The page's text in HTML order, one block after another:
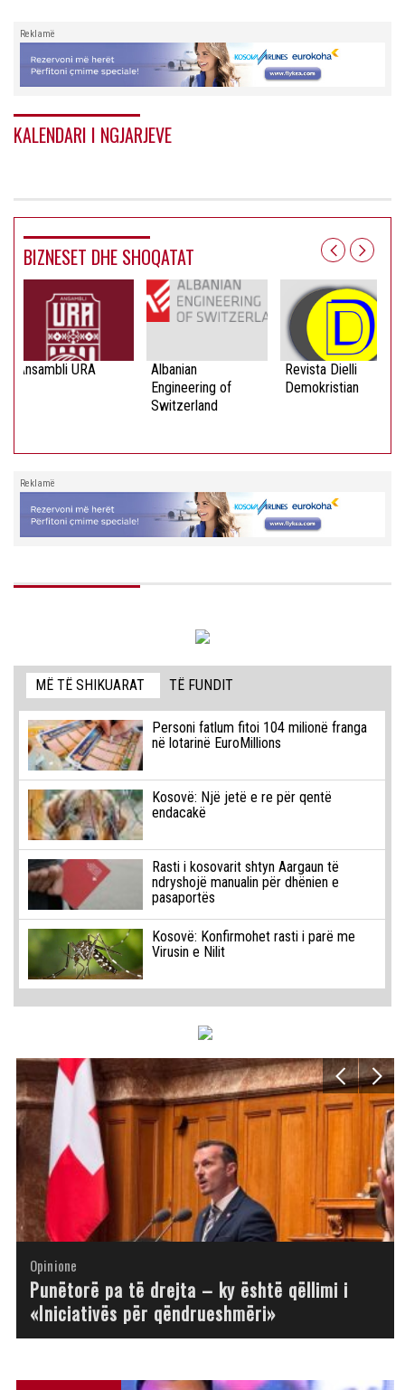
Reklamë
KALENDARI I NGJARJEVE
BIZNESET DHE SHOQATAT
Ansambli URA
Albanian
Engineering of
Switzerland
Revista Dielli
Demokristian
Reklamë
MË TË SHIKUARAT TË FUNDIT
Personi fatlum fitoi 104 milionë franga
në lotarinë EuroMillions
Kosovë: Një jetë e re për qentë
endacakë
Rasti i kosovarit shtyn Aargaun të
ndryshojë manualin për dhënien e
pasaportës
Kosovë: Konfirmohet rasti i parë me
Virusin e Nilit
Opinione
Opinione
Punëtorë pa të drejta – ky është qëllimi i
«Iniciativës për qëndrueshmëri»
Opinione
Opinione
Opinione
Opinione
Opinione
Opinione